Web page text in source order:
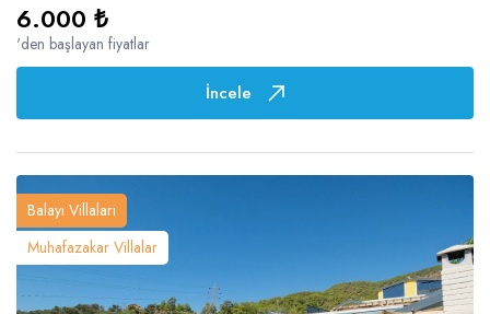
6.000 ₺
'den başlayan fiyatlar
İncele
Balayı Villaları
Muhafazakar Villalar